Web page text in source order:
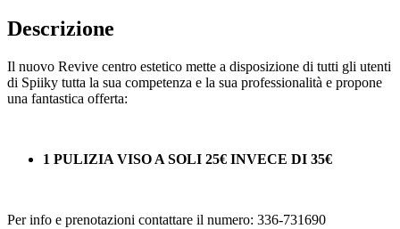
Descrizione
Il nuovo Revive centro estetico mette a disposizione di tutti gli utenti
di Spiiky tutta la sua competenza e la sua professionalità e propone
una fantastica offerta:
1 PULIZIA VISO A SOLI 25€ INVECE DI 35€
Per info e prenotazioni contattare il numero: 336-731690